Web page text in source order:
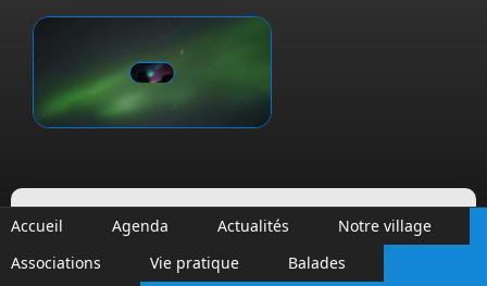
Vinalmont
Accueil Agenda Actualités
Notre village
Associations
Vie pratique
Balades